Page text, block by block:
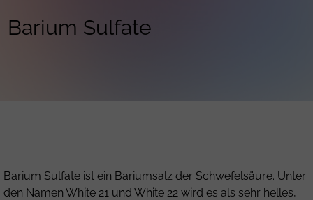
Barium Sulfate
Barium Sulfate ist ein Bariumsalz der Schwefelsäure. Unter
den Namen White 21 und White 22 wird es als sehr helles,